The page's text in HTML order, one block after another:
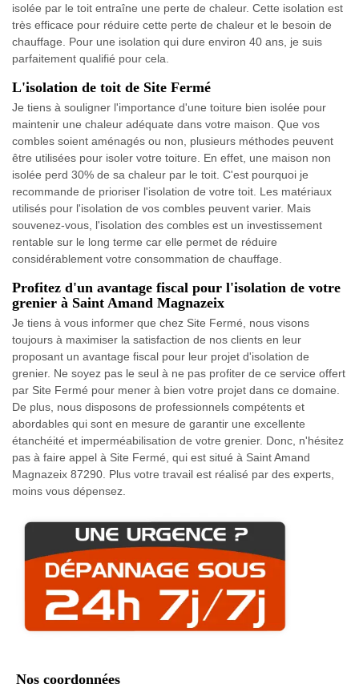
isolée par le toit entraîne une perte de chaleur. Cette isolation est
très efficace pour réduire cette perte de chaleur et le besoin de
chauffage. Pour une isolation qui dure environ 40 ans, je suis
parfaitement qualifié pour cela.
L'isolation de toit de Site Fermé
Je tiens à souligner l'importance d'une toiture bien isolée pour
maintenir une chaleur adéquate dans votre maison. Que vos
combles soient aménagés ou non, plusieurs méthodes peuvent
être utilisées pour isoler votre toiture. En effet, une maison non
isolée perd 30% de sa chaleur par le toit. C'est pourquoi je
recommande de prioriser l'isolation de votre toit. Les matériaux
utilisés pour l'isolation de vos combles peuvent varier. Mais
souvenez-vous, l'isolation des combles est un investissement
rentable sur le long terme car elle permet de réduire
considérablement votre consommation de chauffage.
Profitez d'un avantage fiscal pour l'isolation de votre
grenier à Saint Amand Magnazeix
Je tiens à vous informer que chez Site Fermé, nous visons
toujours à maximiser la satisfaction de nos clients en leur
proposant un avantage fiscal pour leur projet d'isolation de
grenier. Ne soyez pas le seul à ne pas profiter de ce service offert
par Site Fermé pour mener à bien votre projet dans ce domaine.
De plus, nous disposons de professionnels compétents et
abordables qui sont en mesure de garantir une excellente
étanchéité et imperméabilisation de votre grenier. Donc, n'hésitez
pas à faire appel à Site Fermé, qui est situé à Saint Amand
Magnazeix 87290. Plus votre travail est réalisé par des experts,
moins vous dépensez.
Nos coordonnées